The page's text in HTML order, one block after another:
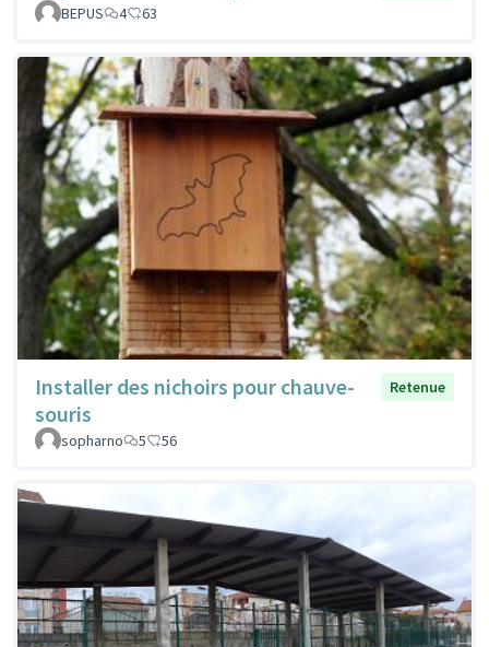
BEPUS
4 63
Installer des nichoirs pour chauve-
souris
Retenue
sopharno 5 56